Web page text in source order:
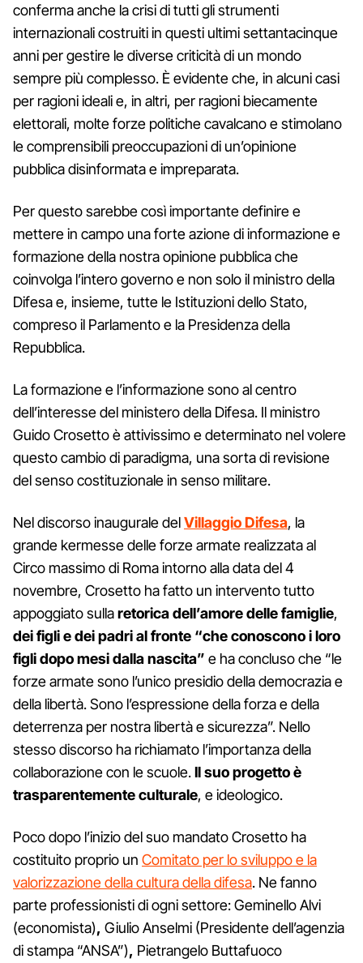
conferma anche la crisi di tutti gli strumenti
internazionali costruiti in questi ultimi settantacinque
anni per gestire le diverse criticità di un mondo
sempre più complesso. È evidente che, in alcuni casi
per ragioni ideali e, in altri, per ragioni biecamente
elettorali, molte forze politiche cavalcano e stimolano
le comprensibili preoccupazioni di un’opinione
pubblica disinformata e impreparata.
Per questo sarebbe così importante definire e
mettere in campo una forte azione di informazione e
formazione della nostra opinione pubblica che
coinvolga l’intero governo e non solo il ministro della
Difesa e, insieme, tutte le Istituzioni dello Stato,
compreso il Parlamento e la Presidenza della
Repubblica.
La formazione e l’informazione sono al centro
dell’interesse del ministero della Difesa. Il ministro
Guido Crosetto è attivissimo e determinato nel volere
questo cambio di paradigma, una sorta di revisione
del senso costituzionale in senso militare.
Nel discorso inaugurale delVillaggio Difesa, la
grande kermesse delle forze armate realizzata al
Circo massimo di Roma intorno alla data del 4
novembre, Crosetto ha fatto un intervento tutto
appoggiato sullaretorica dell’amore delle famiglie,
dei figli e dei padri al fronte “che conoscono i loro
figli dopo mesi dalla nascita” e ha concluso che “le
forze armate sono l’unico presidio della democrazia e
della libertà. Sono l’espressione della forza e della
deterrenza per nostra libertà e sicurezza”. Nello
stesso discorso ha richiamato l’importanza della
collaborazione con le scuole.Il suo progetto è
trasparentemente culturale, e ideologico.
Poco dopo l’inizio del suo mandato Crosetto ha
costituito proprio un Comitato per lo sviluppo e la
valorizzazione della cultura della difesa. Ne fanno
parte professionisti di ogni settore: Geminello Alvi
(economista), Giulio Anselmi (Presidente dell’agenzia
di stampa “ANSA”), Pietrangelo Buttafuoco